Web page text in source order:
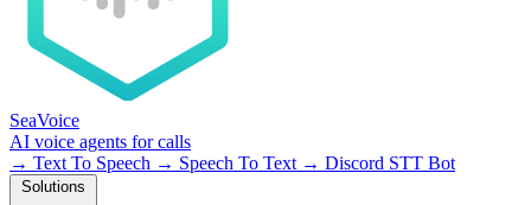
SeaVoice
AI voice agents for calls
→ Text To Speech → Speech To Text → Discord STT Bot